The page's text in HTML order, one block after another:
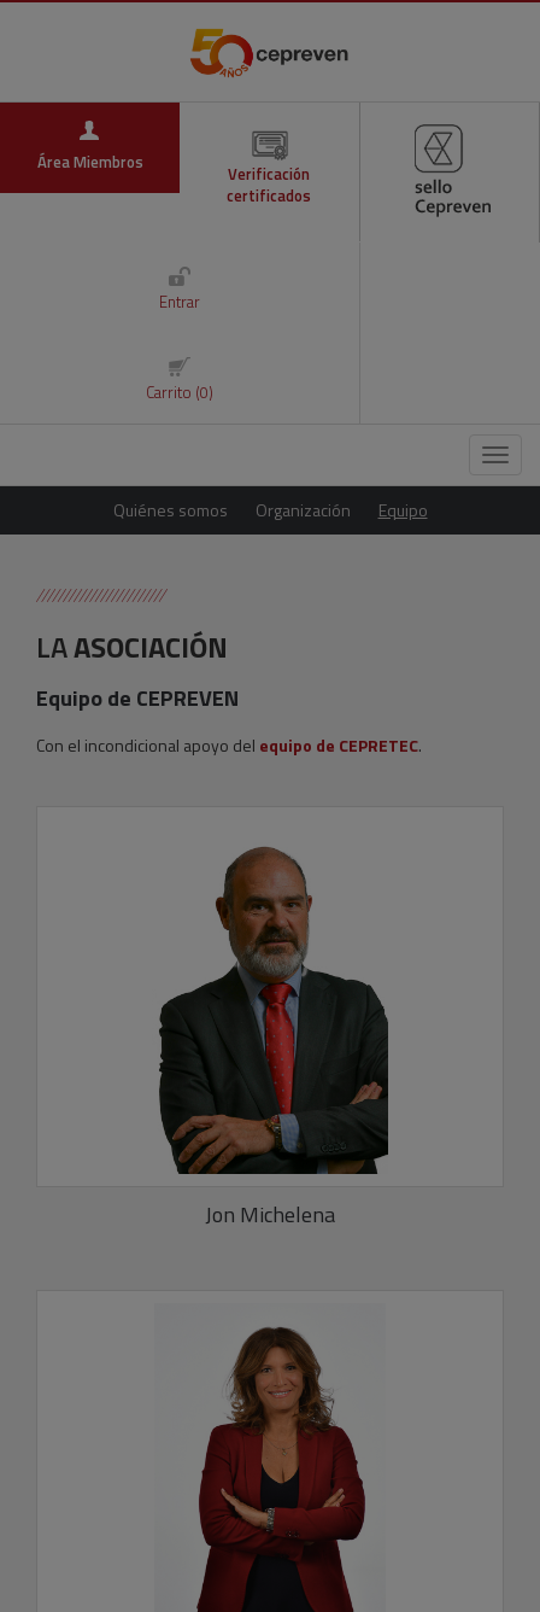
Área Miembros
Verificación
certificados
Entrar
Carrito (0)
Menú
Quiénes somos Organización Equipo
LAASOCIACIÓN
Equipo de CEPREVEN
Con el incondicional apoyo del equipo de CEPRETEC.
Jon Michelena